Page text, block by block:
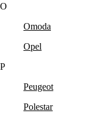
O
Omoda
Opel
P
Peugeot
Polestar